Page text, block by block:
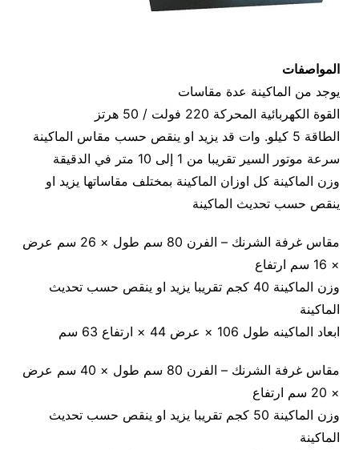
المواصفات
يوجد من الماكينة عدة مقاسات
القوة الكهربائية المحركة 220 فولت / 50 هرتز
الطاقة 5 كيلو. وات قد يزيد او ينقص حسب مقاس الماكينة
سرعة موتور السير تقريبا من 1 إلى 10 متر في الدقيقة
وزن الماكينة كل اوزان الماكينة بمختلف مقاساتها يزيد او
ينقص حسب تحديث الماكينة
مقاس غرفة الشرنك – الفرن 80 سم طول × 26 سم عرض
× 16 سم ارتفاع
وزن الماكينة 40 كجم تقريبا يزيد او ينقص حسب تحديث
الماكينة
ابعاد الماكينه طول 106 × عرض 44 × ارتفاع 63 سم
مقاس غرفة الشرنك – الفرن 80 سم طول × 40 سم عرض
× 20 سم ارتفاع
وزن الماكينة 50 كجم تقريبا يزيد او ينقص حسب تحديث
الماكينة